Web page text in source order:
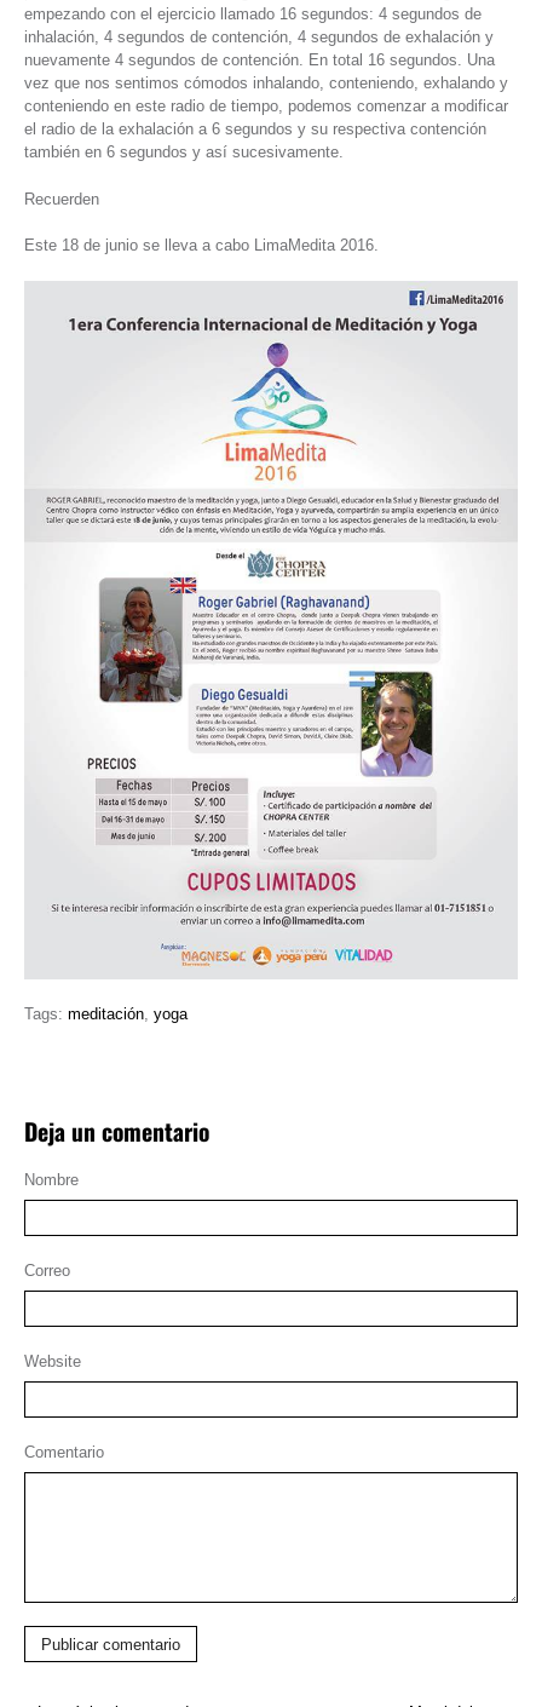
empezando con el ejercicio llamado 16 segundos: 4 segundos de
inhalación, 4 segundos de contención, 4 segundos de exhalación y
nuevamente 4 segundos de contención. En total 16 segundos. Una
vez que nos sentimos cómodos inhalando, conteniendo, exhalando y
conteniendo en este radio de tiempo, podemos comenzar a modificar
el radio de la exhalación a 6 segundos y su respectiva contención
también en 6 segundos y así sucesivamente.
Recuerden
Este 18 de junio se lleva a cabo LimaMedita 2016.
Tags: meditación, yoga
Deja un comentario
Nombre
Correo
Website
Comentario
Publicar comentario